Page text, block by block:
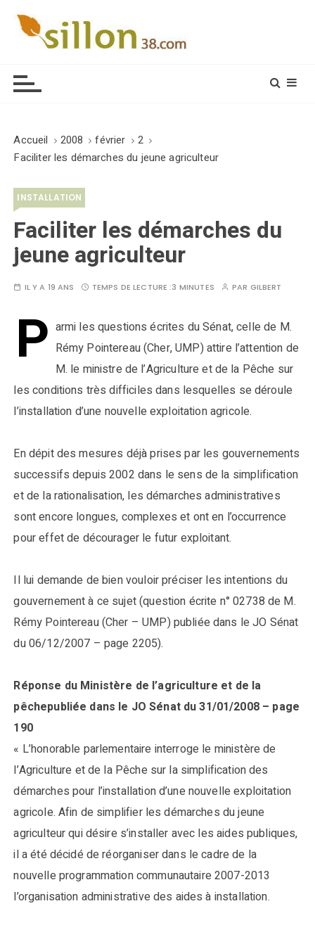
Accueil 2008 février
2
Faciliter les démarches du jeune agriculteur
INSTALLATION
Faciliter les démarches du
jeune agriculteur
IL Y A 19 ANS TEMPS DE LECTURE :3 MINUTES PAR GILBERT
P armi les questions écrites du Sénat, celle de M.
Rémy Pointereau (Cher, UMP) attire l’attention de
M. le ministre de l’Agriculture et de la Pêche sur
les conditions très difficiles dans lesquelles se déroule
l’installation d’une nouvelle exploitation agricole.
En dépit des mesures déjà prises par les gouvernements
successifs depuis 2002 dans le sens de la simplification
et de la rationalisation, les démarches administratives
sont encore longues, complexes et ont en l’occurrence
pour effet de décourager le futur exploitant.
Il lui demande de bien vouloir préciser les intentions du
gouvernement à ce sujet (question écrite n° 02738 de M.
Rémy Pointereau (Cher – UMP) publiée dans le JO Sénat
du 06/12/2007 – page 2205).
Réponse du Ministère de l’agriculture et de la
pêchepubliée dans le JO Sénat du 31/01/2008 – page
190
« L’honorable parlementaire interroge le ministère de
l’Agriculture et de la Pêche sur la simplification des
démarches pour l’installation d’une nouvelle exploitation
agricole. Afin de simplifier les démarches du jeune
agriculteur qui désire s’installer avec les aides publiques,
il a été décidé de réorganiser dans le cadre de la
nouvelle programmation communautaire 2007-2013
l’organisation administrative des aides à installation.